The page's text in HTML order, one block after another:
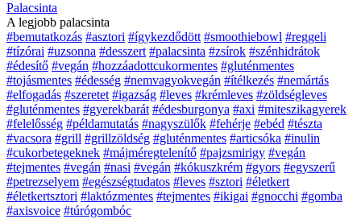
Palacsinta
A legjobb palacsinta
#bemutatkozás #asztori #ígykezdődött #smoothiebowl #reggeli
#tízórai #uzsonna #desszert #palacsinta #zsírok #szénhidrátok
#édesítő #vegán #hozzáadottcukormentes #gluténmentes
#tojásmentes #édesség #nemvagyokvegán #ítélkezés #nemártás
#elfogadás #szeretet #igazság #leves #krémleves #zöldségleves
#gluténmentes #gyerekbarát #édesburgonya #axi #miteszikagyerek
#felelősség #példamutatás #nagyszülők #fehérje #ebéd #tészta
#vacsora #grill #grillzöldség #gluténmentes #articsóka #inulin
#cukorbetegeknek #májméregtelenítő #pajzsmirigy #vegán
#tejmentes #vegán #nasi #vegán #kókuszkrém #gyors #egyszerű
#petrezselyem #egészségtudatos #leves #sztori #életkert
#életkertsztori #laktózmentes #tejmentes #ikigai #gnocchi #gomba
#axisvoice #túrógombóc